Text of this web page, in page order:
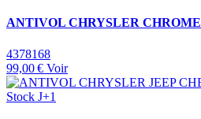
ANTIVOL CHRYSLER CHROME
4378168
99,00 € Voir
Stock J+1